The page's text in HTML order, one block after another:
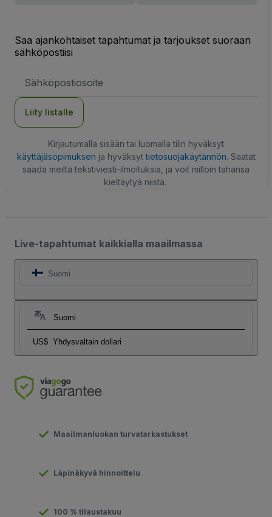
Saa ajankohtaiset tapahtumat ja tarjoukset suoraan
sähköpostiisi
Liity listalle
Kirjautumalla sisään tai luomalla tilin hyväksyt
käyttäjäsopimuksen ja hyväksyttietosuojakäytännön. Saatat
saada meiltä tekstiviesti-ilmoituksia, ja voit milloin tahansa
kieltäytyä niistä.
Live-tapahtumat kaikkialla maailmassa
Suomi
Suomi
US$ Yhdysvaltain dollari
Maailmanluokan turvatarkastukset
Läpinäkyvä hinnoittelu
100 % tilaustakuu